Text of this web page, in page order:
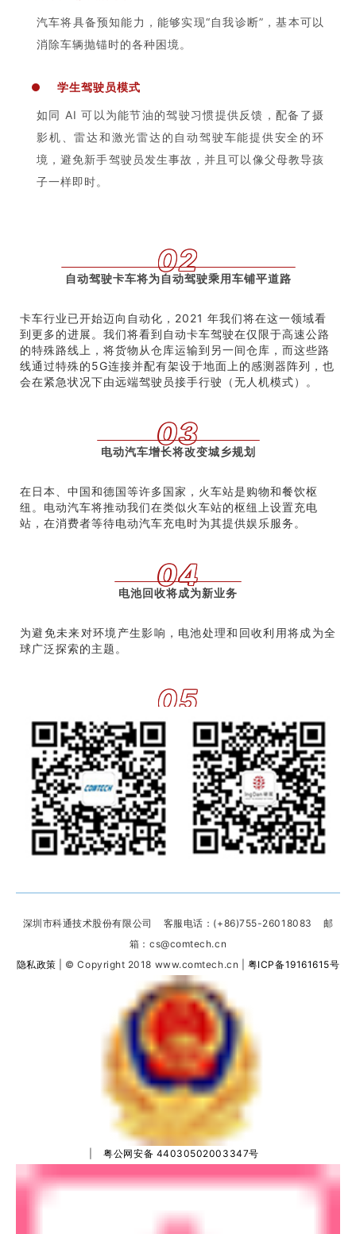
汽车将具备预知能力，能够实现“自我诊断”，基本可以
消除车辆抛锚时的各种困境。
学生驾驶员模式
如同 AI 可以为能节油的驾驶习惯提供反馈，配备了摄
影机、雷达和激光雷达的自动驾驶车能提供安全的环
境，避免新手驾驶员发生事故，并且可以像父母教导孩
子一样即时。
钢铁人有“ Jarvis ”、霹雳游侠有“ Kitt ”、《2001太空
漫游》中有“ HAL 9000 ”。虽然这种无所不能的系统
技术进行准备。这些系统将确保驾驶员和乘客的安全、
提供行驶状况通知、娱乐，并保障车内人员的生产力。
语音和手势的用户界面有助于直观地理解指令，而增强
现实（ AR ）则有助于导航、提供景点或警告安全问
些 AI 技术还处于起步阶段，随着系统改善，硬体系统也
需要进行调整。无线更新（ OTA ）将最大限度延长系统
使用寿命。
的周日驾车出行，还是希望以最快速度抵达目的地。
）。
02
自动驾驶卡车将为自动驾驶乘用车铺平道路
卡车行业已开始迈向自动化，2021 年我们将在这一领域看
到更多的进展。我们将看到自动卡车驾驶在仅限于高速公路
的特殊路线上，将货物从仓库运输到另一间仓库，而这些路
线通过特殊的5G连接并配有架设于地面上的感测器阵列，也
会在紧急状况下由远端驾驶员接手行驶（无人机模式）。
03
电动汽车增长将改变城乡规划
在日本、中国和德国等许多国家，火车站是购物和餐饮枢
纽。电动汽车将推动我们在类似火车站的枢纽上设置充电
站，在消费者等待电动汽车充电时为其提供娱乐服务。
04
电池回收将成为新业务
为避免未来对环境产生影响，电池处理和回收利用将成为全
球广泛探索的主题。
05
深圳市科通技术股份有限公司 客服电话：(+86)755-26018083 邮
箱：cs@comtech.cn
隐私政策 | © Copyright 2018 www.comtech.cn | 粤ICP备19161615号
粤公网安备 44030502003347号